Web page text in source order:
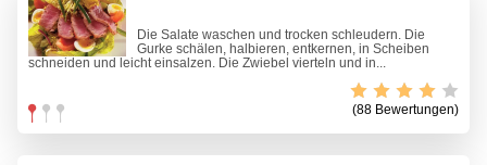
Die Salate waschen und trocken schleudern. Die
Gurke schälen, halbieren, entkernen, in Scheiben
schneiden und leicht einsalzen. Die Zwiebel vierteln und in...
(88 Bewertungen)